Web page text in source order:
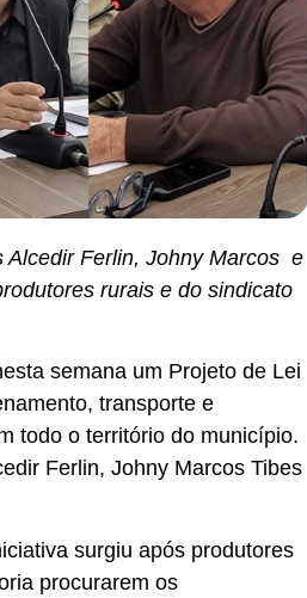
Alcedir Ferlin, Johny Marcos e
rurais e do sindicato
semana um Projeto de Lei
transporte e
todo o território do município.
Ferlin, Johny Marcos Tibes
surgiu após produtores
procurarem os